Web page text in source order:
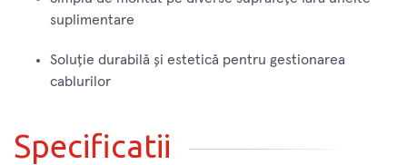
suplimentare
Soluție durabilă și estetică pentru gestionarea
cablurilor
Specificatii